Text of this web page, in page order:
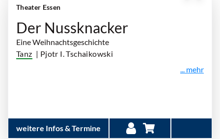
Theater Essen
Der Nussknacker
Eine Weihnachtsgeschichte
Tanz | Pjotr I. Tschaikowski
... mehr
weitere Infos & Termine